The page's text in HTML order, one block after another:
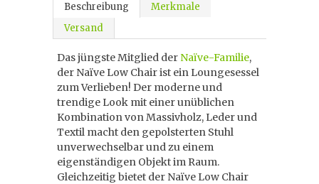
Beschreibung
Merkmale
Versand
Das jüngste Mitglied der Naïve-Familie,
der Naïve Low Chair ist ein Loungesessel
zum Verlieben! Der moderne und
trendige Look mit einer unüblichen
Kombination von Massivholz, Leder und
Textil macht den gepolsterten Stuhl
unverwechselbar und zu einem
eigenständigen Objekt im Raum.
Gleichzeitig bietet der Naïve Low Chair